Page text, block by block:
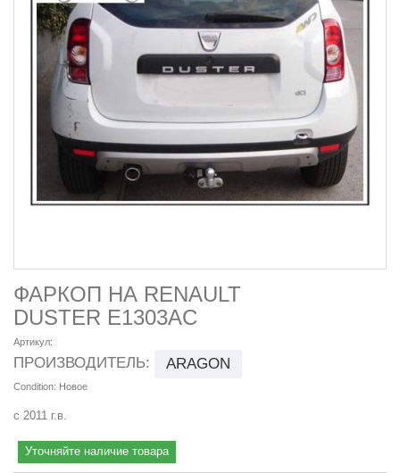
ФАРКОП НА RENAULT
DUSTER E1303AC
Артикул:
ПРОИЗВОДИТЕЛЬ: ARAGON
Condition: Новое
с 2011 г.в.
Уточняйте наличие товара